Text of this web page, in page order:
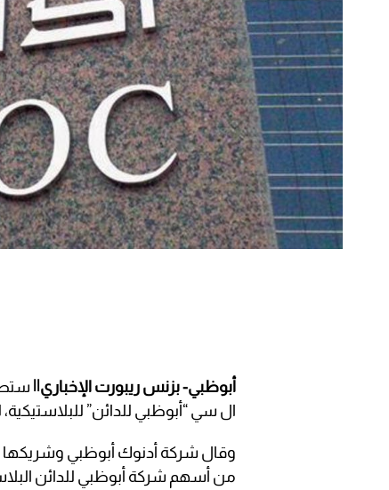
أبوظبي- بزنس ريبورت الإخباري||
ال سي “أبوظبي للدائن” للبلاستيكية،
من أسهم شركة أبوظبي للدائن